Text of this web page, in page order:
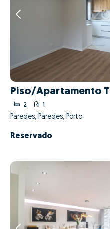
Piso/Apartamento
2 1
Paredes, Paredes, Porto
Reservado